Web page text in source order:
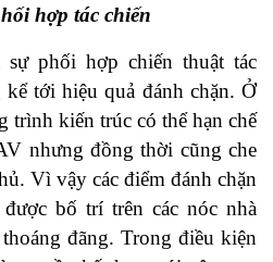
hợp tác chiến
phối hợp chiến thuật tác
tới hiệu quả đánh chặn. Ở
trình kiến trúc có thể hạn chế
nhưng đồng thời cũng che
Vì vậy các điểm đánh chặn
bố trí trên các nóc nhà
đãng. Trong điều kiện